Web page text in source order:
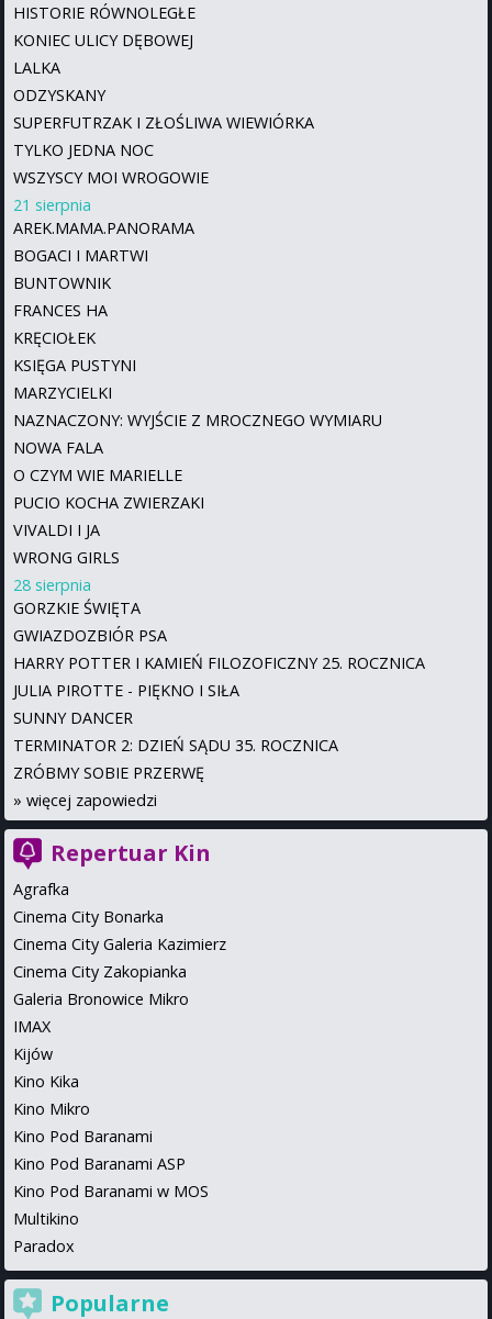
HISTORIE RÓWNOLEGŁE
KONIEC ULICY DĘBOWEJ
LALKA
ODZYSKANY
SUPERFUTRZAK I ZŁOŚLIWA WIEWIÓRKA
TYLKO JEDNA NOC
WSZYSCY MOI WROGOWIE
21 sierpnia
AREK.MAMA.PANORAMA
BOGACI I MARTWI
BUNTOWNIK
FRANCES HA
KRĘCIOŁEK
KSIĘGA PUSTYNI
MARZYCIELKI
NAZNACZONY: WYJŚCIE Z MROCZNEGO WYMIARU
NOWA FALA
O CZYM WIE MARIELLE
PUCIO KOCHA ZWIERZAKI
VIVALDI I JA
WRONG GIRLS
28 sierpnia
GORZKIE ŚWIĘTA
GWIAZDOZBIÓR PSA
HARRY POTTER I KAMIEŃ FILOZOFICZNY 25. ROCZNICA
JULIA PIROTTE - PIĘKNO I SIŁA
SUNNY DANCER
TERMINATOR 2: DZIEŃ SĄDU 35. ROCZNICA
ZRÓBMY SOBIE PRZERWĘ
» więcej zapowiedzi
Repertuar Kin
Agrafka
Cinema City Bonarka
Cinema City Galeria Kazimierz
Cinema City Zakopianka
Galeria Bronowice Mikro
IMAX
Kijów
Kino Kika
Kino Mikro
Kino Pod Baranami
Kino Pod Baranami ASP
Kino Pod Baranami w MOS
Multikino
Paradox
Popularne